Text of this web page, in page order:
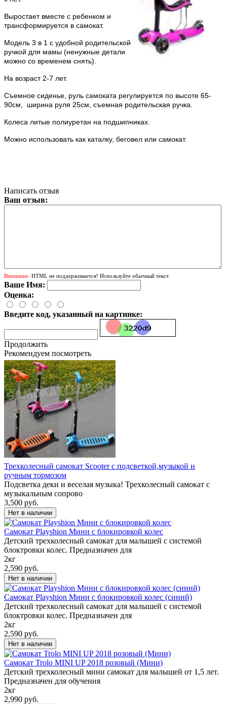
Выростает вместе с ребенком и
трансформируется в самокат.
Модель 3 в 1 с удобной родительской
ручкой для мамы (ненужные детали
можно со временем снять).
На возраст 2-7 лет.
Съемное сиденье, руль самоката регулируется по высоте 65-
90см, ширина руля 25см, съемная родительская ручка.
Колеса литые полиуретан на подшипниках.
Можно использовать как каталку, беговел или самокат.
Написать отзыв
Ваш отзыв:
Внимание: HTML не поддерживается! Используйте обычный текст.
Ваше Имя:
Оценка:
Введите код, указанный на картинке:
Продолжить
Рекомендуем посмотреть
Трехколесный самокат Scooter с подсветкой,музыкой и
ручным тормозом
Подсветка деки и веселая музыка! Трехколесный самокат с
музыкальным сопрово
3,500 руб.
Самокат Playshion Мини с блокировкой колес
Детский трехколесный самокат для малышей с системой
блоктровки колес. Предназначен для
2кг
2,590 руб.
Самокат Playshion Мини с блокировкой колес (синий)
Детский трехколесный самокат для малышей с системой
блоктровки колес. Предназначен для
2кг
2,590 руб.
Самокат Trolo MINI UP 2018 розовый (Мини)
Детский трехколесный мини самокат для малышей от 1,5 лет.
Предназначен для обучения
2кг
2,990 руб.